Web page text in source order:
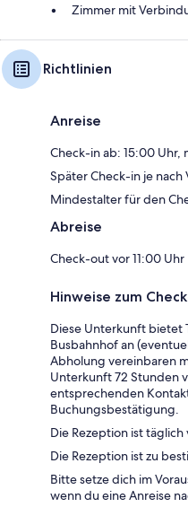
Zimmer mit
Richtlinien
Anreise
Check-in ab: 15:00
Später Check-in je
Mindestalter für den
Abreise
Check-out vor 11:00 Uhr
Hinweise zum
Diese Unterkunft bietet
Busbahnhof an
Abholung vereinbaren
Unterkunft 72 Stunden
entsprechenden
Buchungsbestätigung.
Die Rezeption ist
Die Rezeption ist zu
Bitte setze dich im
wenn du eine Anreise